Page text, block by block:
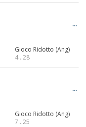
Gioco Ridotto (Ang)
4…28
Gioco Ridotto (Ang)
7…25